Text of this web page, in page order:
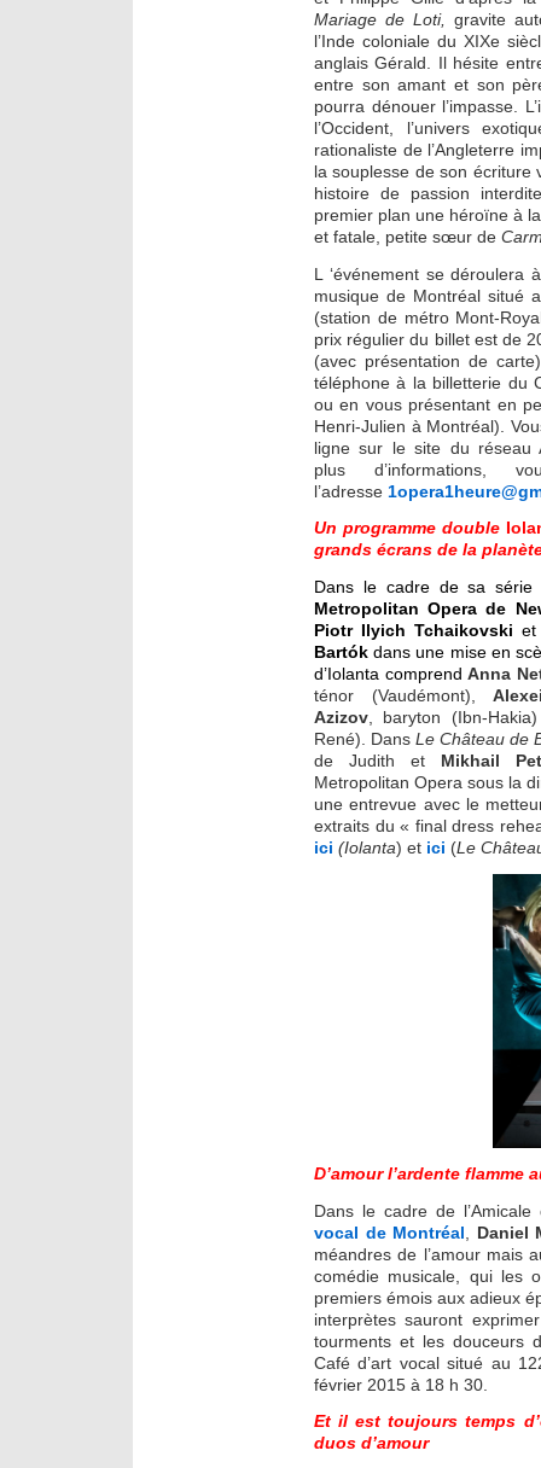
Mariage de Loti, gravite
l’Inde coloniale du XIXe
anglais Gérald. Il hésite
entre son amant et son
pourra dénouer l’impasse.
l’Occident, l’univers
rationaliste de l’Angleterre
la souplesse de son écriture
histoire de passion
premier plan une héroïne à
et fatale, petite sœur de
L ‘événement se déroulera
musique de Montréal situé
(station de métro Mont-
prix régulier du billet est de
(avec présentation de
téléphone à la billetterie du
ou en vous présentant en
Henri-Julien à Montréal).
ligne sur le site du réseau
plus d’informations,
l’adresse
Un programme double
grands écrans de la
Dans le cadre de sa série
Metropolitan Opera de
Piotr Ilyich Tchaikovski
Bartók dans une mise en
d’Iolanta comprendAnna
ténor (Vaudémont),
Azizov , baryton (Ibn-
René). DansLe Château de
de Judith et Mikhail
Metropolitan Opera sous la
une entrevue avec le
extraits du « final dress
ici (Iolanta) et ici (Le
D’amour l’ardente flamme
Dans le cadre de
vocal de Montréal
Daniel
méandres de l’amour mais
comédie musicale, qui les
premiers émois aux adieux
interprètes sauront
tourments et les douceurs
Café d’art vocal situé au
février 2015 à 18 h 30.
Et il est toujours temps
duos d’amour